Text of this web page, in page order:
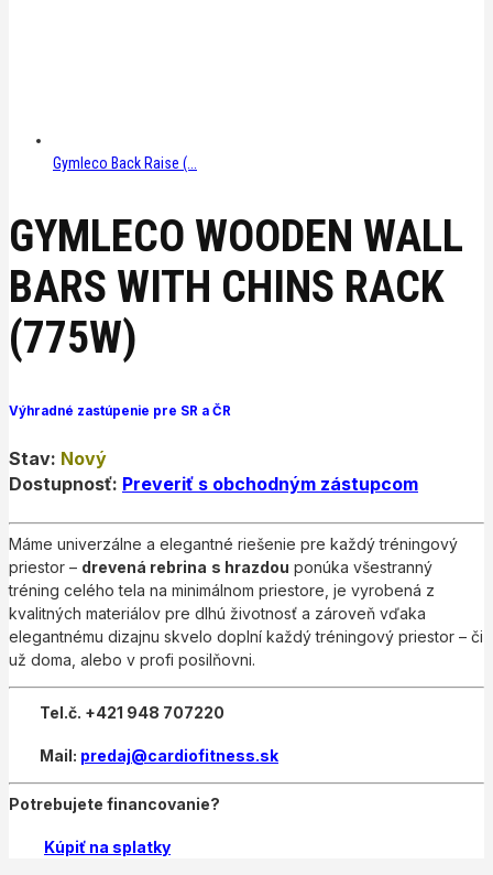
Gymleco Back Raise (...
GYMLECO WOODEN WALL
BARS WITH CHINS RACK
(775W)
Výhradné zastúpenie pre SR a ČR
Stav: Nový
Dostupnosť: Preveriť s obchodným zástupcom
Máme univerzálne a elegantné riešenie pre každý tréningový
priestor – drevená rebrina s hrazdou ponúka všestranný
tréning celého tela na minimálnom priestore, je vyrobená z
kvalitných materiálov pre dlhú životnosť a zároveň vďaka
elegantnému dizajnu skvelo doplní každý tréningový priestor – či
už doma, alebo v profi posilňovni.
Tel.č. +421 948 707220
Mail: predaj@cardiofitness.sk
Potrebujete financovanie?
Kúpiť na splatky